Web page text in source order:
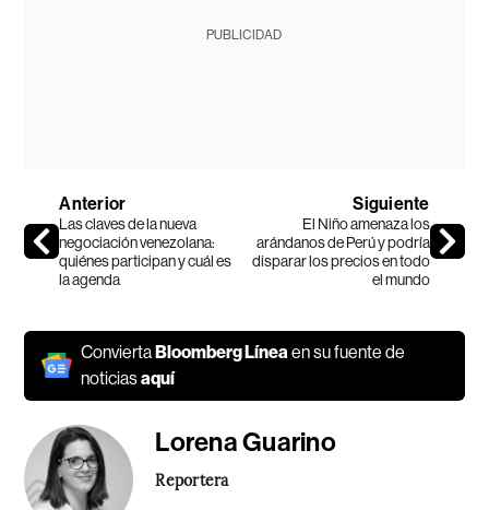
PUBLICIDAD
Anterior
Las claves de la nueva
negociación venezolana:
quiénes participan y cuál es
la agenda
Siguiente
El Niño amenaza los
arándanos de Perú y podría
disparar los precios en todo
el mundo
ConviertaBloomberg Líneaen su fuente de
noticiasaquí
Lorena Guarino
Reportera